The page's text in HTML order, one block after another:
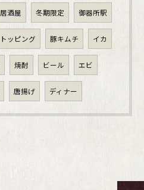
居酒屋 冬期限定 御器所駅
トッピング 豚キムチ イカ
焼酎 ビール エビ
唐揚げ ディナー